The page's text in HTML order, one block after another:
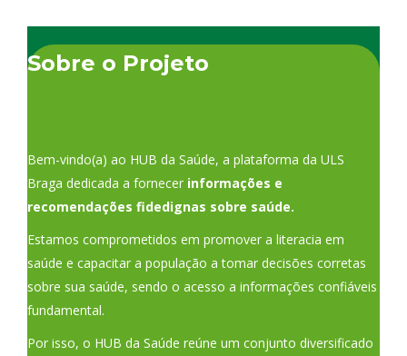
Sobre o Projeto
Bem-vindo(a) ao HUB da Saúde, a plataforma da ULS
Braga dedicada a fornecer informações e
recomendações fidedignas sobre saúde.
Estamos comprometidos em promover a literacia em
saúde e capacitar a população a tomar decisões corretas
sobre sua saúde, sendo o acesso a informações confiáveis
fundamental.
Por isso, o HUB da Saúde reúne um conjunto diversificado